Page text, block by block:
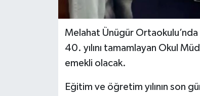
Melahat Ünügür
40. yılını tamamlayan Okul
emekli olacak.
Eğitim ve öğretim yılının son